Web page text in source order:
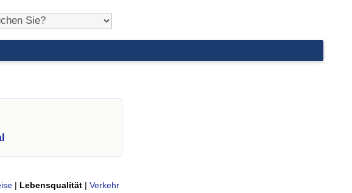
| Lebensqualität | Verkehr